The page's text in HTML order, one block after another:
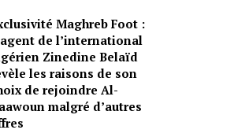
Maghreb Foot :
de l’international
Zinedine Belaïd
les raisons de son
de rejoindre Al-
malgré d’autres